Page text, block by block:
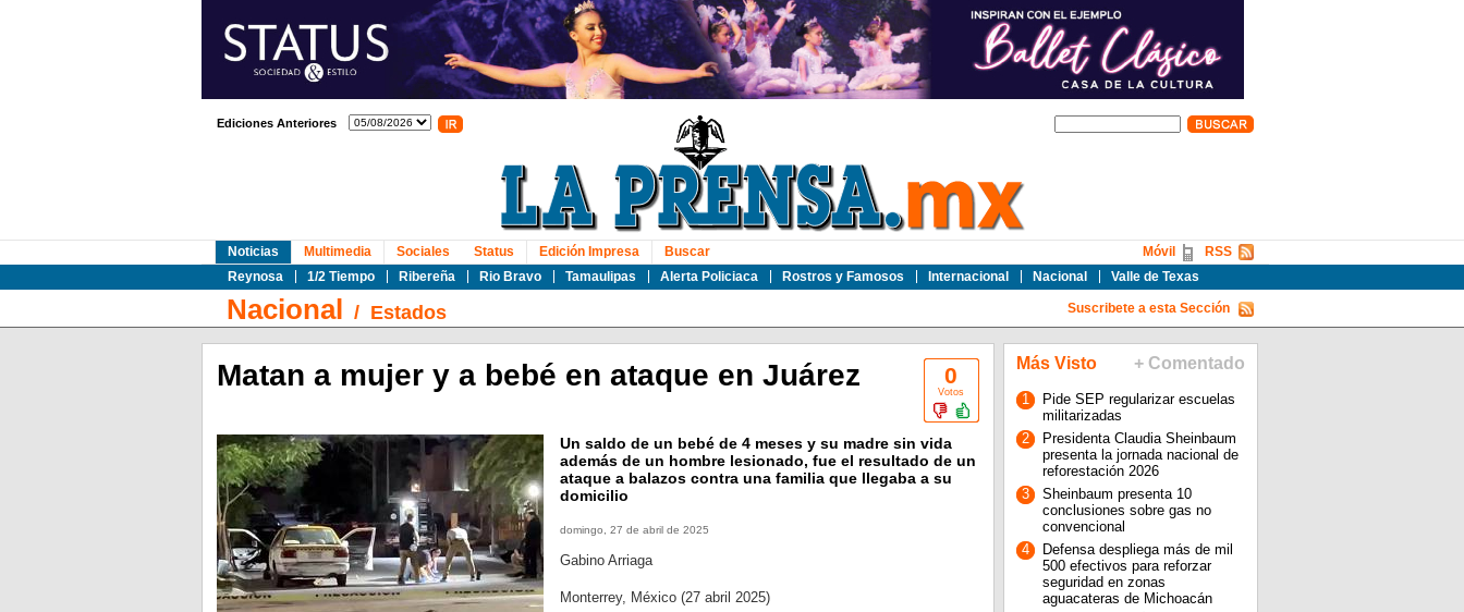
Ediciones Anteriores
Noticias
Reynosa
1/2 Tiempo Ribereña Rio Bravo Tamaulipas Alerta Policiaca Rostros y Famosos Internacional Nacional Valle de Texas
Multimedia Sociales Status Edición Impresa Buscar RSS
Móvil
Nacional / Estados Suscribete a esta Sección
0
Votos
Matan a mujer y a bebé en ataque en Juárez
Un saldo de un bebé de 4 meses y su madre sin vida
además de un hombre lesionado, fue el resultado de un
ataque a balazos contra una familia que llegaba a su
domicilio
domingo, 27 de abril de 2025
Gabino Arriaga
Monterrey, México (27 abril 2025)
Más Visto + Comentado
1
Pide SEP regularizar escuelas
militarizadas
2
Presidenta Claudia Sheinbaum
presenta la jornada nacional de
reforestación 2026
3
Sheinbaum presenta 10
conclusiones sobre gas no
convencional
4
Defensa despliega más de mil
500 efectivos para reforzar
seguridad en zonas
aguacateras de Michoacán